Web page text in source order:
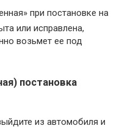
при постановке на
или исправлена,
возьмет ее под
постановка
из автомобиля и